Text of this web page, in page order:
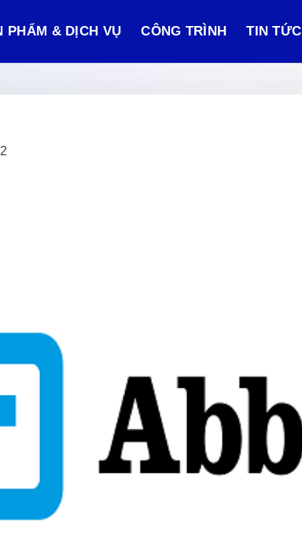
PHẨM & DỊCH VỤ CÔNG TRÌNH TIN TỨC